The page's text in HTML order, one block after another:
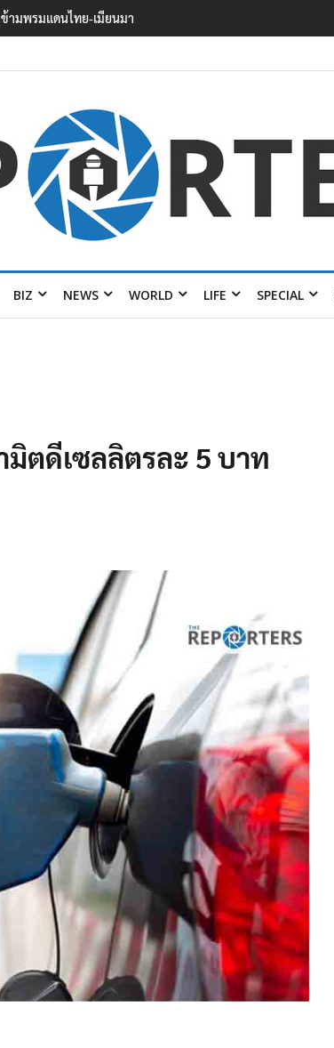
างน้อย 15 เสียชีวิตแล้ว
BIZ NEWS WORLD LIFE SPECIAL
ตดีเซลลิตรละ 5 บาท